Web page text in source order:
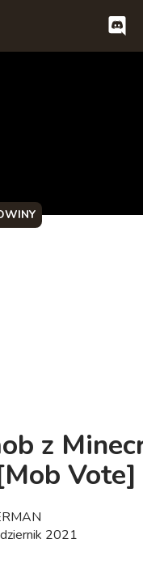
z
Vote]
2021